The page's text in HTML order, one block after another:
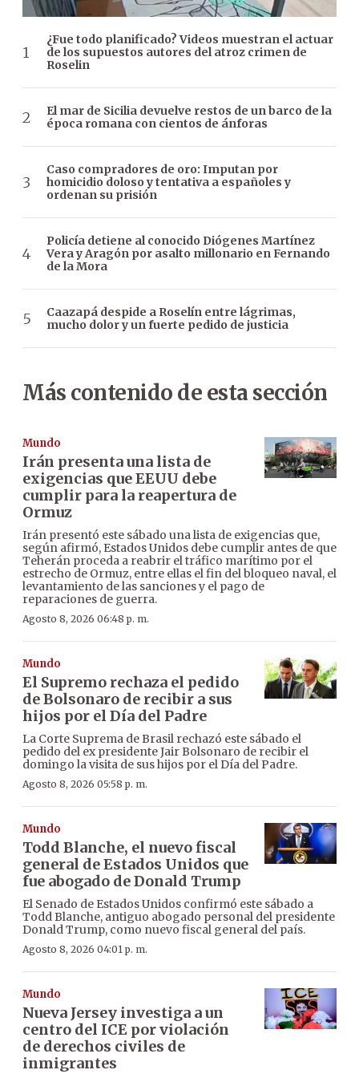
¿Fue todo planificado? Videos muestran el actuar
de los supuestos autores del atroz crimen de
Roselin
El mar de Sicilia devuelve restos de un barco de la
época romana con cientos de ánforas
Caso compradores de oro: Imputan por
homicidio doloso y tentativa a españoles y
ordenan su prisión
Policía detiene al conocido Diógenes Martínez
Vera y Aragón por asalto millonario en Fernando
de la Mora
Caazapá despide a Roselín entre lágrimas,
mucho dolor y un fuerte pedido de justicia
Más contenido de esta sección
Mundo
Irán presenta una lista de
exigencias que EEUU debe
cumplir para la reapertura de
Ormuz
Irán presentó este sábado una lista de exigencias que,
según afirmó, Estados Unidos debe cumplir antes de que
Teherán proceda a reabrir el tráfico marítimo por el
estrecho de Ormuz, entre ellas el fin del bloqueo naval, el
levantamiento de las sanciones y el pago de
reparaciones de guerra.
Agosto 8, 2026 06:48 p. m.
Mundo
El Supremo rechaza el pedido
de Bolsonaro de recibir a sus
hijos por el Día del Padre
La Corte Suprema de Brasil rechazó este sábado el
pedido del ex presidente Jair Bolsonaro de recibir el
domingo la visita de sus hijos por el Día del Padre.
Agosto 8, 2026 05:58 p. m.
Mundo
Todd Blanche, el nuevo fiscal
general de Estados Unidos que
fue abogado de Donald Trump
El Senado de Estados Unidos confirmó este sábado a
Todd Blanche, antiguo abogado personal del presidente
Donald Trump, como nuevo fiscal general del país.
Agosto 8, 2026 04:01 p. m.
Mundo
Nueva Jersey investiga a un
centro del ICE por violación
de derechos civiles de
inmigrantes